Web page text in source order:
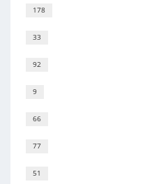
178
33
92
9
66
77
51